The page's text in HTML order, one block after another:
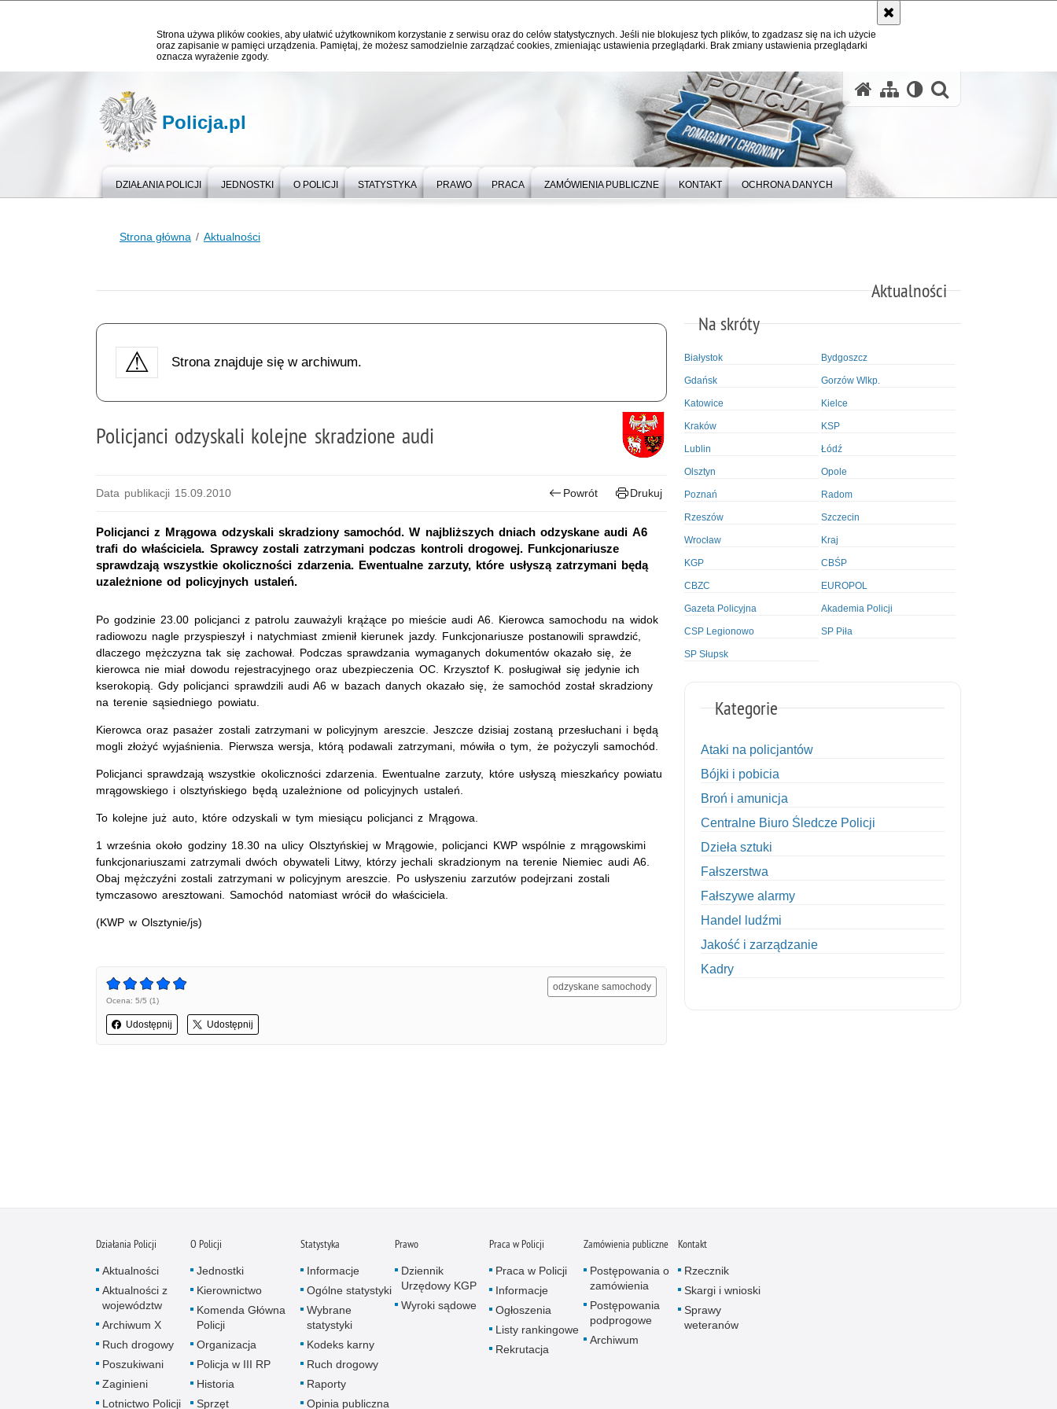
Strona używa plików cookies, aby ułatwić użytkownikom korzystanie z serwisu oraz do celów statystycznych. Jeśli nie blokujesz tych plików, to zgadzasz się na ich użycie
oraz zapisanie w pamięci urządzenia. Pamiętaj, że możesz samodzielnie zarządzać cookies, zmieniając ustawienia przeglądarki. Brak zmiany ustawienia przeglądarki
oznacza wyrażenie zgody.
Policja.pl
DZIAŁANIA POLICJI JEDNOSTKI O POLICJI STATYSTYKA PRAWO PRACA ZAMÓWIENIA PUBLICZNE KONTAKT OCHRONA DANYCH
Strona główna Aktualności
Aktualności
Strona znajduje się w archiwum.
Policjanci odzyskali kolejne skradzione audi
Data publikacji 15.09.2010 Powrót Drukuj
Policjanci z Mrągowa odzyskali skradziony samochód. W najbliższych dniach odzyskane audi A6
trafi do właściciela. Sprawcy zostali zatrzymani podczas kontroli drogowej. Funkcjonariusze
sprawdzają wszystkie okoliczności zdarzenia. Ewentualne zarzuty, które usłyszą zatrzymani będą
uzależnione od policyjnych ustaleń.
Po godzinie 23.00 policjanci z patrolu zauważyli krążące po mieście audi A6. Kierowca samochodu na widok
radiowozu nagle przyspieszył i natychmiast zmienił kierunek jazdy. Funkcjonariusze postanowili sprawdzić,
dlaczego mężczyzna tak się zachował. Podczas sprawdzania wymaganych dokumentów okazało się, że
kierowca nie miał dowodu rejestracyjnego oraz ubezpieczenia OC. Krzysztof K. posługiwał się jedynie ich
kserokopią. Gdy policjanci sprawdzili audi A6 w bazach danych okazało się, że samochód został skradziony
na terenie sąsiedniego powiatu.
Kierowca oraz pasażer zostali zatrzymani w policyjnym areszcie. Jeszcze dzisiaj zostaną przesłuchani i będą
mogli złożyć wyjaśnienia. Pierwsza wersja, którą podawali zatrzymani, mówiła o tym, że pożyczyli samochód.
Policjanci sprawdzają wszystkie okoliczności zdarzenia. Ewentualne zarzuty, które usłyszą mieszkańcy powiatu
mrągowskiego i olsztyńskiego będą uzależnione od policyjnych ustaleń.
To kolejne już auto, które odzyskali w tym miesiącu policjanci z Mrągowa.
1 września około godziny 18.30 na ulicy Olsztyńskiej w Mrągowie, policjanci KWP wspólnie z mrągowskimi
funkcjonariuszami zatrzymali dwóch obywateli Litwy, którzy jechali skradzionym na terenie Niemiec audi A6.
Obaj mężczyźni zostali zatrzymani w policyjnym areszcie. Po usłyszeniu zarzutów podejrzani zostali
tymczasowo aresztowani. Samochód natomiast wrócił do właściciela.
(KWP w Olsztynie/js)
Ocena: 5/5 (1)
Udostępnij Udostępnij
odzyskane samochody
Na skróty
Białystok Bydgoszcz
Gdańsk Gorzów Wlkp.
Katowice Kielce
Kraków KSP
Lublin Łódź
Olsztyn Opole
Poznań Radom
Rzeszów Szczecin
Wrocław Kraj
KGP CBŚP
CBZC EUROPOL
Gazeta Policyjna Akademia Policji
CSP Legionowo SP Piła
SP Słupsk
Kategorie
Ataki na policjantów
Bójki i pobicia
Broń i amunicja
Centralne Biuro Śledcze Policji
Dzieła sztuki
Fałszerstwa
Fałszywe alarmy
Handel ludźmi
Jakość i zarządzanie
Kadry
Napady na tiry
Nietrzeźwi kierujący
Nietrzeźwi opiekunowie
Działania Policji
Aktualności
Aktualności z
województw
Archiwum X
Ruch drogowy
Poszukiwani
Zaginieni
Lotnictwo Policji
O Policji
Jednostki
Kierownictwo
Komenda Główna
Policji
Organizacja
Policja w III RP
Historia
Sprzęt
Statystyka
Informacje
Ogólne statystyki
Wybrane
statystyki
Kodeks karny
Ruch drogowy
Raporty
Opinia publiczna
Prawo
Dziennik
Urzędowy KGP
Wyroki sądowe
Praca w Policji
Praca w Policji
Informacje
Ogłoszenia
Listy rankingowe
Rekrutacja
Zamówienia publiczne
Postępowania o
zamówienia
Postępowania
podprogowe
Archiwum
Kontakt
Rzecznik
Skargi i wnioski
Sprawy
weteranów